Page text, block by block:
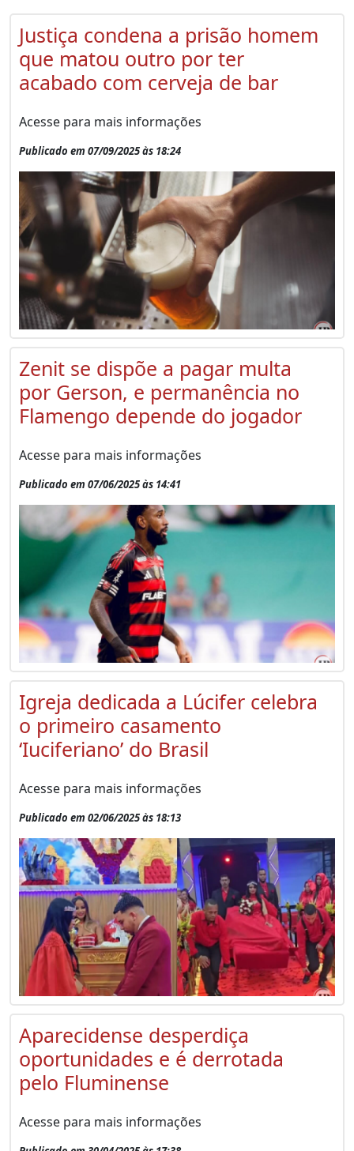
Justiça condena a prisão homem
que matou outro por ter
acabado com cerveja de bar
Acesse para mais informações
Publicado em 07/09/2025 às 18:24
Zenit se dispõe a pagar multa
por Gerson, e permanência no
Flamengo depende do jogador
Acesse para mais informações
Publicado em 07/06/2025 às 14:41
Igreja dedicada a Lúcifer celebra
o primeiro casamento
‘Iuciferiano’ do Brasil
Acesse para mais informações
Publicado em 02/06/2025 às 18:13
Aparecidense desperdiça
oportunidades e é derrotada
pelo Fluminense
Acesse para mais informações